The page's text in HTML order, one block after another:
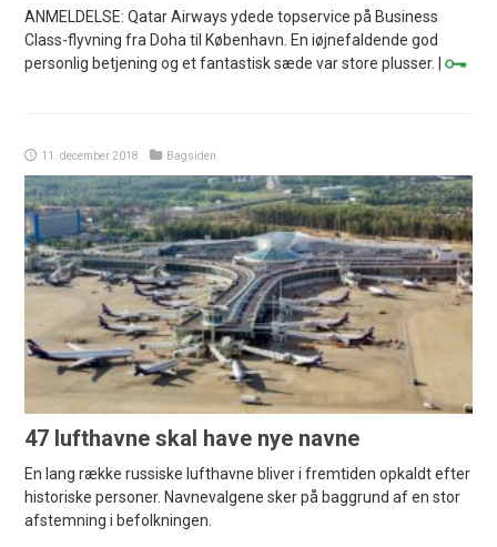
ANMELDELSE: Qatar Airways ydede topservice på Business
Class-flyvning fra Doha til København. En iøjnefaldende god
personlig betjening og et fantastisk sæde var store plusser. |
11. december 2018 Bagsiden
47 lufthavne skal have nye navne
En lang række russiske lufthavne bliver i fremtiden opkaldt efter
historiske personer. Navnevalgene sker på baggrund af en stor
afstemning i befolkningen.